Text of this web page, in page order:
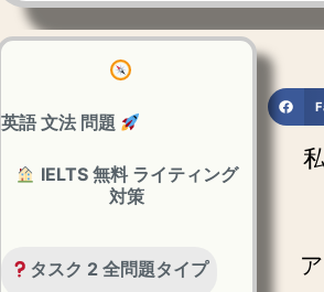
英語 文法 問題
IELTS 無料 ライティング
対策
タスク 2 全問題タイプ